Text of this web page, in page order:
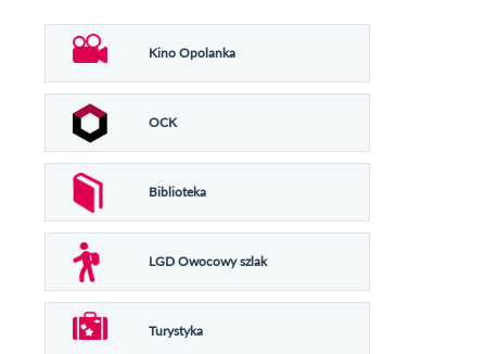
Kino Opolanka
OCK
Biblioteka
LGD Owocowy szlak
Turystyka